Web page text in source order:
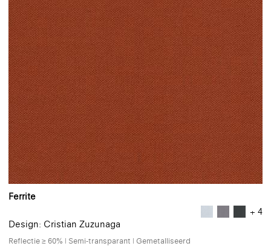
Ferrite
+ 4
Design: Cristian Zuzunaga
Reflectie ≥ 60% | Semi-transparant | Gemetalliseerd